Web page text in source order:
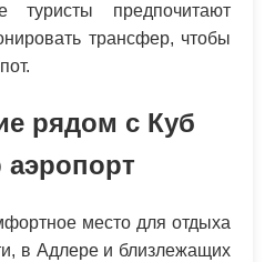
туристы предпочитают
трансфер, чтобы
рядом с Куб
аэропорт
место для отдыха
в Адлере и близлежащих